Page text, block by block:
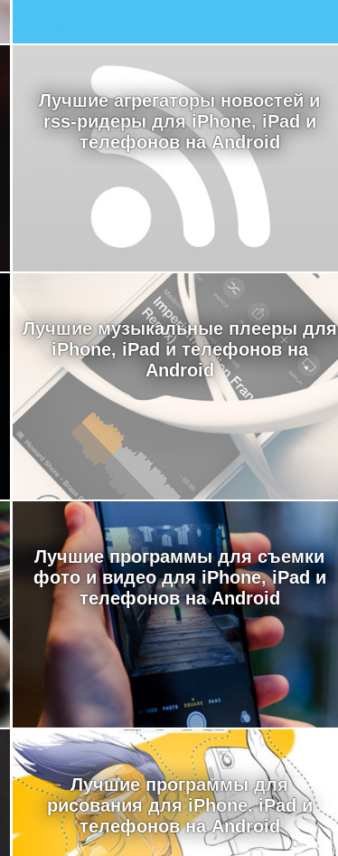
Лучшие агрегаторы новостей и
rss-ридеры для iPhone, iPad и
телефонов на Android
Лучшие музыкальные плееры для
iPhone, iPad и телефонов на
Android
Лучшие программы для съемки
фото и видео для iPhone, iPad и
телефонов на Android
Лучшие программы для
рисования для iPhone, iPad и
телефонов на Android